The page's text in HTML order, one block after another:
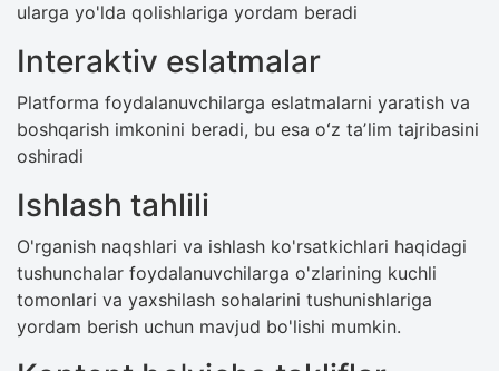
ularga yo'lda qolishlariga yordam beradi
Interaktiv eslatmalar
Platforma foydalanuvchilarga eslatmalarni yaratish va
boshqarish imkonini beradi, bu esa oʻz taʼlim tajribasini
oshiradi
Ishlash tahlili
O'rganish naqshlari va ishlash ko'rsatkichlari haqidagi
tushunchalar foydalanuvchilarga o'zlarining kuchli
tomonlari va yaxshilash sohalarini tushunishlariga
yordam berish uchun mavjud bo'lishi mumkin.